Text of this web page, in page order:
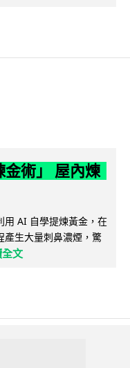
金術」 屋內煉
用 AI 自學提煉黃金，在
產生大量刺鼻濃煙，驚
文